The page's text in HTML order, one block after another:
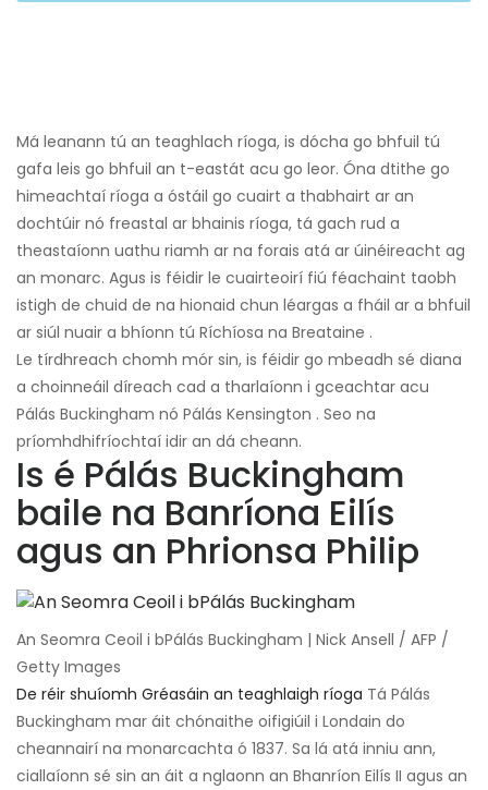
Má leanann tú an teaghlach ríoga, is dócha go bhfuil tú
gafa leis go bhfuil an t-eastát acu go leor. Óna dtithe go
himeachtaí ríoga a óstáil go cuairt a thabhairt ar an
dochtúir nó freastal ar bhainis ríoga, tá gach rud a
theastaíonn uathu riamh ar na forais atá ar úinéireacht ag
an monarc. Agus is féidir le cuairteoirí fiú féachaint taobh
istigh de chuid de na hionaid chun léargas a fháil ar a bhfuil
ar siúl nuair a bhíonn tú Ríchíosa na Breataine .
Le tírdhreach chomh mór sin, is féidir go mbeadh sé diana
a choinneáil díreach cad a tharlaíonn i gceachtar acu
Pálás Buckingham nó Pálás Kensington . Seo na
príomhdhifríochtaí idir an dá cheann.
Is é Pálás Buckingham
baile na Banríona Eilís
agus an Phrionsa Philip
An Seomra Ceoil i bPálás Buckingham | Nick Ansell / AFP /
Getty Images
De réir shuíomh Gréasáin an teaghlaigh ríoga Tá Pálás
Buckingham mar áit chónaithe oifigiúil i Londain do
cheannairí na monarcachta ó 1837. Sa lá atá inniu ann,
ciallaíonn sé sin an áit a nglaonn an Bhanríon Eilís II agus an